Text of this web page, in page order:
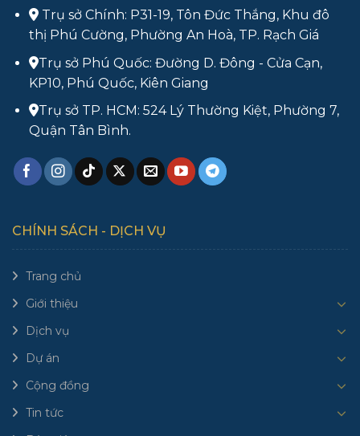
Trụ sở Chính: P31-19, Tôn Đức Thắng, Khu đô
thị Phú Cường, Phường An Hoà, TP. Rạch Giá
Trụ sở Phú Quốc: Đường D. Đông - Cửa Cạn,
KP10, Phú Quốc, Kiên Giang
Trụ sở TP. HCM: 524 Lý Thường Kiệt, Phường 7,
Quận Tân Bình.
CHÍNH SÁCH - DỊCH VỤ
Trang chủ
Giới thiệu
Dịch vụ
Dự án
Cộng đồng
Tin tức